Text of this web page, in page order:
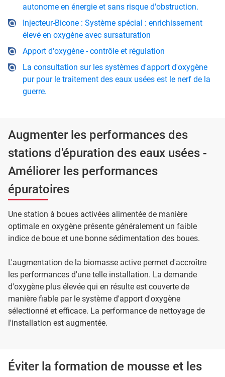
autonome en énergie et sans risque d'obstruction.
Injecteur-Bicone : Système spécial : enrichissement
élevé en oxygène avec sursaturation
Apport d'oxygène - contrôle et régulation
La consultation sur les systèmes d'apport d'oxygène
pur pour le traitement des eaux usées est le nerf de la
guerre.
Augmenter les performances des
stations d'épuration des eaux usées -
Améliorer les performances
épuratoires
Une station à boues activées alimentée de manière
optimale en oxygène présente généralement un faible
indice de boue et une bonne sédimentation des boues.
L'augmentation de la biomasse active permet d'accroître
les performances d'une telle installation. La demande
d'oxygène plus élevée qui en résulte est couverte de
manière fiable par le système d'apport d'oxygène
sélectionné et efficace. La performance de nettoyage de
l'installation est augmentée.
Éviter la formation de mousse et les